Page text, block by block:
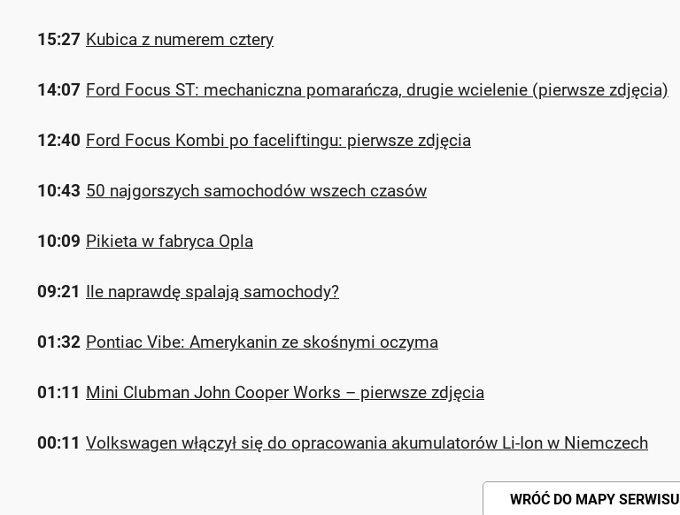
15:27 Kubica z numerem cztery
14:07 Ford Focus ST: mechaniczna pomarańcza, drugie wcielenie (pierwsze zdjęcia)
12:40 Ford Focus Kombi po faceliftingu: pierwsze zdjęcia
10:43 50 najgorszych samochodów wszech czasów
10:09 Pikieta w fabryca Opla
09:21 Ile naprawdę spalają samochody?
01:32 Pontiac Vibe: Amerykanin ze skośnymi oczyma
01:11 Mini Clubman John Cooper Works – pierwsze zdjęcia
00:11 Volkswagen włączył się do opracowania akumulatorów Li-Ion w Niemczech
WRÓĆ DO MAPY SERWISU